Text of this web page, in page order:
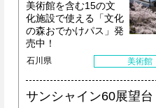
美術館を含む15の文
化施設で使える「文化
の森おでかけパス」発
売中！
石川県 美術館
サンシャイン60展望